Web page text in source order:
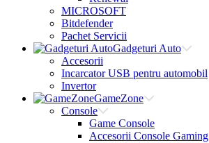
MICROSOFT
Bitdefender
Pachet Servicii
Gadgeturi Auto
Accesorii
Incarcator USB pentru automobil
Invertor
GameZone
Console
Game Console
Accesorii Console Gaming